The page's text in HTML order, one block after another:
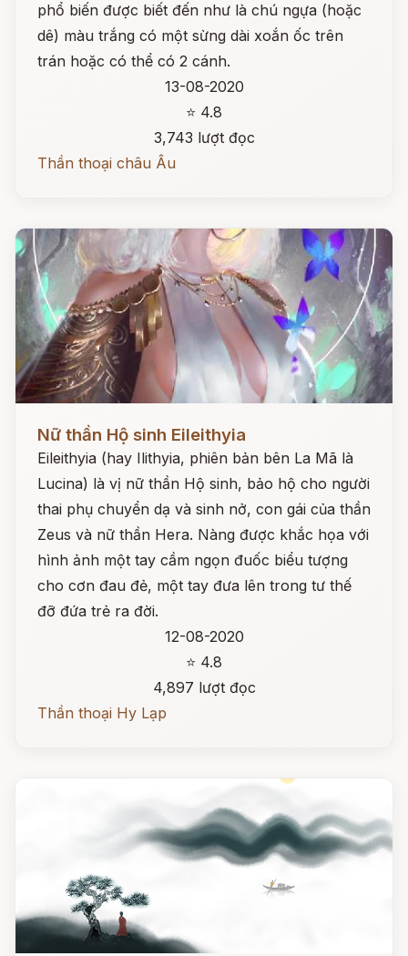
phổ biến được biết đến như là chú ngựa (hoặc
dê) màu trắng có một sừng dài xoắn ốc trên
trán hoặc có thể có 2 cánh.
13-08-2020
⭐ 4.8
3,743 lượt đọc
Thần thoại châu Âu
Nữ thần Hộ sinh Eileithyia
Eileithyia (hay Ilithyia, phiên bản bên La Mã là
Lucina) là vị nữ thần Hộ sinh, bảo hộ cho người
thai phụ chuyển dạ và sinh nở, con gái của thần
Zeus và nữ thần Hera. Nàng được khắc họa với
hình ảnh một tay cầm ngọn đuốc biểu tượng
cho cơn đau đẻ, một tay đưa lên trong tư thế
đỡ đứa trẻ ra đời.
12-08-2020
⭐ 4.8
4,897 lượt đọc
Thần thoại Hy Lạp